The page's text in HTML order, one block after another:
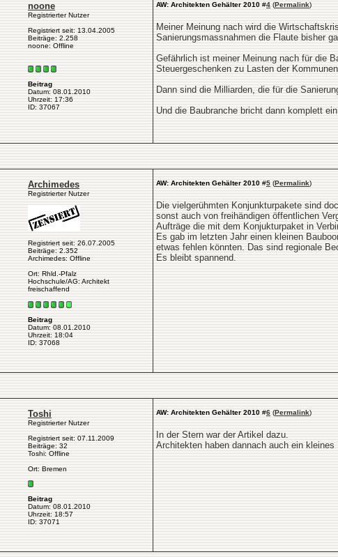
noone
Registrierter Nutzer
Registriert seit: 13.04.2005
Beiträge: 2.258
noone: Offline
Beitrag
Datum: 08.01.2010
Uhrzeit: 17:36
ID: 37067
AW: Architekten Gehälter 2010 #4 (Permalink)
Meiner Meinung nach wird die
Sanierungsmassnahmen die Flaute bisher
Gefährlich ist meiner Meinung nach für die
Steuergeschenken zu Lasten der
Dann sind die Milliarden, die für die
Und die Baubranche bricht dann komplett
Archimedes
Registrierter Nutzer
Registriert seit: 26.07.2005
Beiträge: 2.352
Archimedes: Offline
Ort: Rhld.-Pfalz
Hochschule/AG: Architekt
freischaffend
Beitrag
Datum: 08.01.2010
Uhrzeit: 18:04
ID: 37068
AW: Architekten Gehälter 2010 #5 (Permalink)
Die vielgerühmten Konjunkturpakete sind
sonst auch von freihändigen öffentlichen
Aufträge die mit dem Konjukturpaket in
Es gab im letzten Jahr einen kleinen
etwas fehlen könnten. Das sind regionale
Es bleibt spannend.
Toshi
Registrierter Nutzer
Registriert seit: 07.11.2009
Beiträge: 32
Toshi: Offline
Ort: Bremen
Beitrag
Datum: 08.01.2010
Uhrzeit: 18:57
ID: 37071
AW: Architekten Gehälter 2010 #6 (Permalink)
In der Stern war der Artikel dazu.
Architekten haben dannach auch ein